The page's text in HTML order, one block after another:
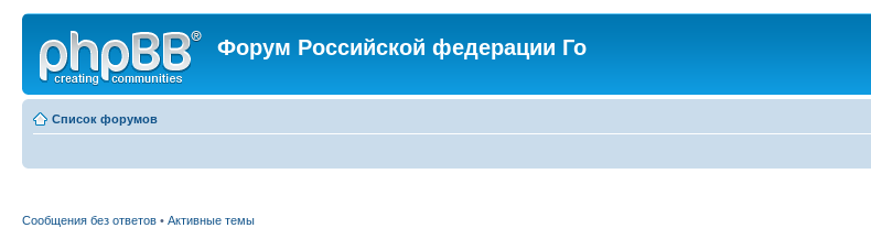
Форум Российской федерации Го
Список форумов
Сообщения без ответов • Активные темы